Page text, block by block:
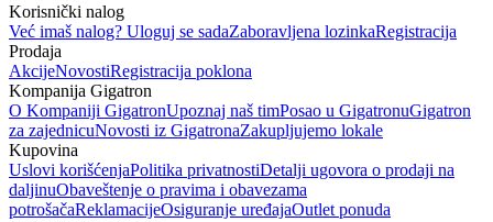
Korisnički nalog
Već imaš nalog? Uloguj se sadaZaboravljena lozinkaRegistracija
Prodaja
AkcijeNovostiRegistracija poklona
Kompanija Gigatron
O Kompaniji GigatronUpoznaj naš timPosao u GigatronuGigatron
za zajednicuNovosti iz GigatronaZakupljujemo lokale
Kupovina
Uslovi korišćenjaPolitika privatnostiDetalji ugovora o prodaji na
daljinuObaveštenje o pravima i obavezama
potrošačaReklamacijeOsiguranje uređajaOutlet ponuda